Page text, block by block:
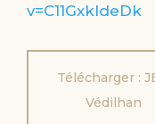
v=C11GxkIdeDk
Télécharger :
Védilhan